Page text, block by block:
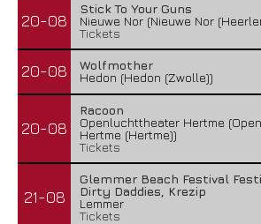
20-08
Stick To Your Guns
Nieuwe Nor (Nieuwe Nor
Tickets
20-08
Wolfmother
Hedon (Hedon (Zwolle))
20-08
Racoon
Openluchttheater Hertme
Hertme (Hertme))
Tickets
21-08
Glemmer Beach Festival
Dirty Daddies, Krezip
Lemmer
Tickets